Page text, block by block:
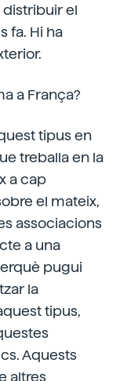
el
fa. Hi ha
a França?
tipus en
treballa en la
a cap
el mateix,
associacions
a una
pugui
la
tipus,
Aquests
altres